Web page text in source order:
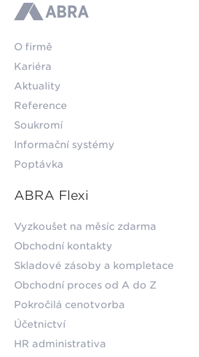
ABRA
O firmě
Kariéra
Aktuality
Reference
Soukromí
Informační systémy
Poptávka
ABRA Flexi
Vyzkoušet na měsíc zdarma
Obchodní kontakty
Skladové zásoby a kompletace
Obchodní proces od A do Z
Pokročilá cenotvorba
Účetnictví
HR administrativa